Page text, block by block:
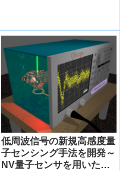
する仕組み。
低周波信号の新規高感度量
子センシング手法を開発～
NV量子センサを用いた核